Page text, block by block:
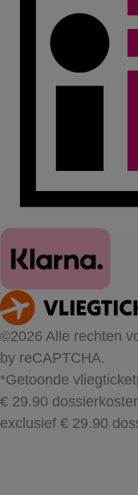
©2026 Alle rechten
by reCAPTCHA.
*Getoonde
€ 29.90
exclusief € 29.90